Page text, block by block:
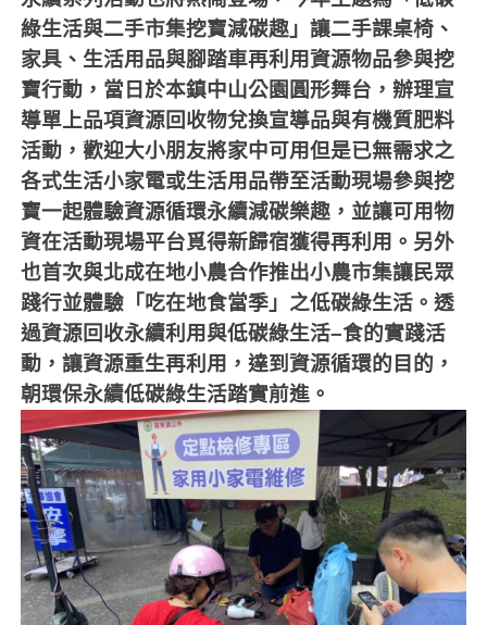
綠生活與二手市集挖寶減碳趣」讓二手課桌椅、
家具、生活用品與腳踏車再利用資源物品參與挖
寶行動，當日於本鎮中山公園圓形舞台，辦理宣
導單上品項資源回收物兌換宣導品與有機質肥料
活動，歡迎大小朋友將家中可用但是已無需求之
各式生活小家電或生活用品帶至活動現場參與挖
寶一起體驗資源循環永續減碳樂趣，並讓可用物
資在活動現場平台覓得新歸宿獲得再利用。另外
也首次與北成在地小農合作推出小農市集讓民眾
踐行並體驗「吃在地食當季」之低碳綠生活。透
過資源回收永續利用與低碳綠生活–食的實踐活
動，讓資源重生再利用，達到資源循環的目的，
朝環保永續低碳綠生活踏實前進。